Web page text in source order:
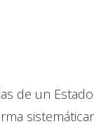
de un